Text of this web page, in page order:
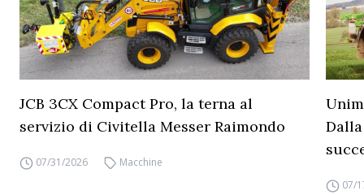
JCB 3CX Compact Pro, la terna al
servizio di Civitella Messer Raimondo
07/31/2026 Macchine
07/